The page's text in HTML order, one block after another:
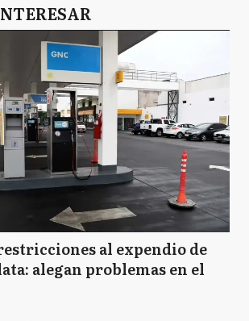
al expendio de
alegan problemas en el